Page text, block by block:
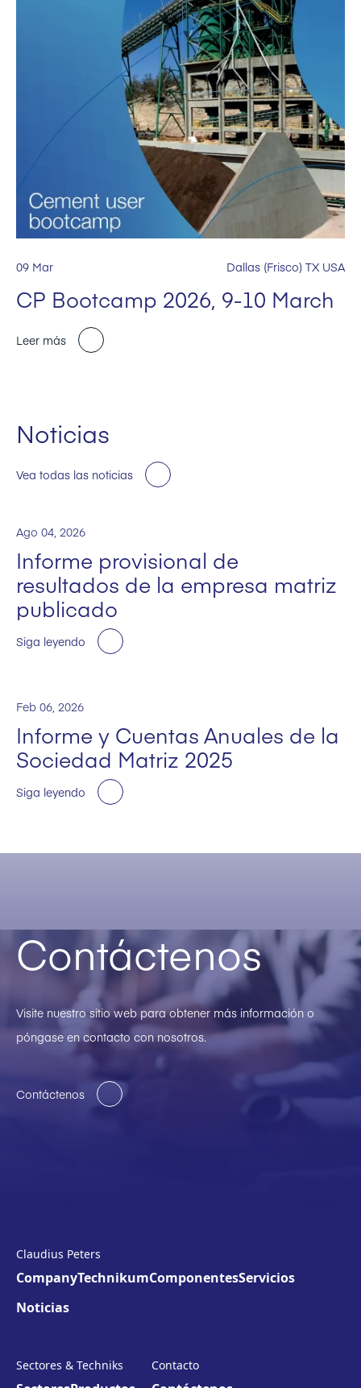
09 Mar Dallas (Frisco) TX USA
CP Bootcamp 2026, 9-10 March
Leer más
Noticias
Vea todas las noticias
Ago 04, 2026
Informe provisional de
resultados de la empresa matriz
publicado
Siga leyendo
Feb 06, 2026
Informe y Cuentas Anuales de la
Sociedad Matriz 2025
Siga leyendo
Contáctenos
Visite nuestro sitio web para obtener más información o
póngase en contacto con nosotros.
Contáctenos
Claudius Peters
CompanyTechnikumComponentesServicios
Noticias
Sectores & Techniks Contacto